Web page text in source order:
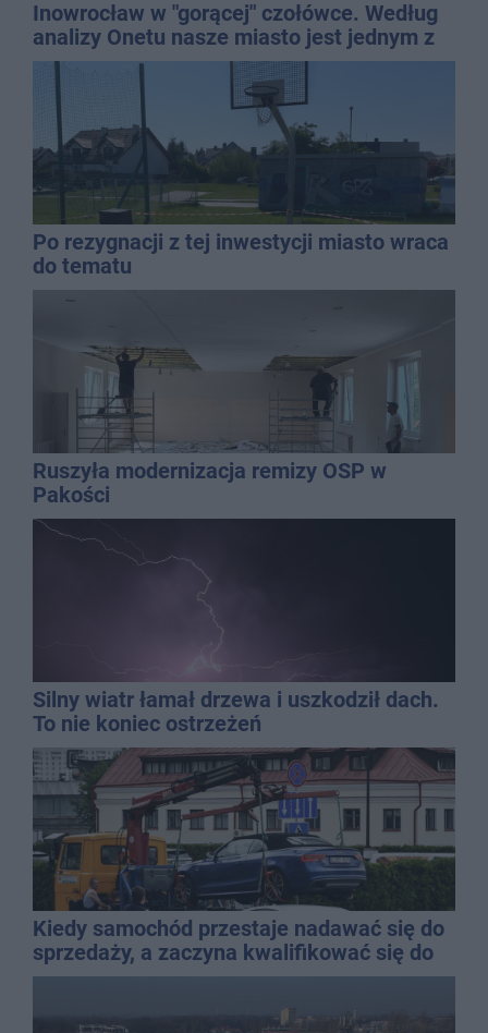
Inowrocław w "gorącej" czołówce. Według
analizy Onetu nasze miasto jest jednym z
najbardziej narażonych na upały
Po rezygnacji z tej inwestycji miasto wraca
do tematu
Ruszyła modernizacja remizy OSP w
Pakości
Silny wiatr łamał drzewa i uszkodził dach.
To nie koniec ostrzeżeń
Kiedy samochód przestaje nadawać się do
sprzedaży, a zaczyna kwalifikować się do
kasacji?